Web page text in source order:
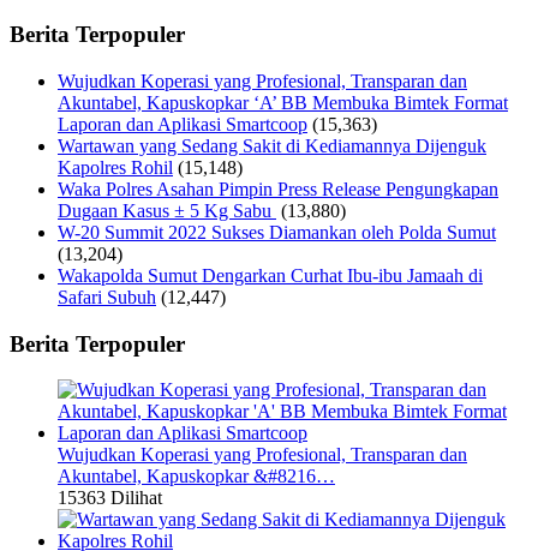
Berita Terpopuler
Wujudkan Koperasi yang Profesional, Transparan dan
Akuntabel, Kapuskopkar ‘A’ BB Membuka Bimtek Format
Laporan dan Aplikasi Smartcoop (15,363)
Wartawan yang Sedang Sakit di Kediamannya Dijenguk
Kapolres Rohil (15,148)
Waka Polres Asahan Pimpin Press Release Pengungkapan
Dugaan Kasus ± 5 Kg Sabu (13,880)
W-20 Summit 2022 Sukses Diamankan oleh Polda Sumut
(13,204)
Wakapolda Sumut Dengarkan Curhat Ibu-ibu Jamaah di
Safari Subuh (12,447)
Berita Terpopuler
Wujudkan Koperasi yang Profesional, Transparan dan
Akuntabel, Kapuskopkar &#8216…
15363 Dilihat